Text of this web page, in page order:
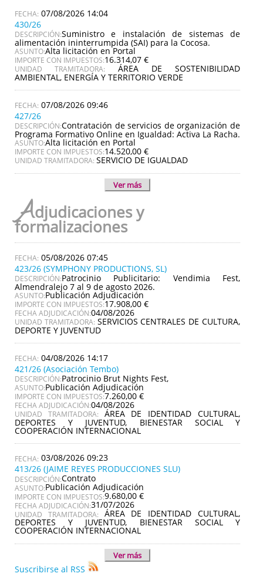
07/08/2026 14:04
430/26
DESCRIPCIÓN:Suministro e instalación de sistemas de
alimentación ininterrumpida (SAI) para la Cocosa.
ASUNTO:Alta licitación en Portal
IMPORTE CON IMPUESTOS:16.314,07 €
UNIDAD TRAMITADORA: ÁREA DE SOSTENIBILIDAD
AMBIENTAL, ENERGÍA Y TERRITORIO VERDE
07/08/2026 09:46
427/26
DESCRIPCIÓN:Contratación de servicios de organización de
Programa Formativo Online en Igualdad: Activa La Racha.
ASUNTO:Alta licitación en Portal
IMPORTE CON IMPUESTOS:14.520,00 €
UNIDAD TRAMITADORA: SERVICIO DE IGUALDAD
Ver más
Adjudicaciones y
formalizaciones
05/08/2026 07:45
423/26 (SYMPHONY PRODUCTIONS, SL)
DESCRIPCIÓN:Patrocinio Publicitario: Vendimia Fest,
Almendralejo 7 al 9 de agosto 2026.
ASUNTO:Publicación Adjudicación
IMPORTE CON IMPUESTOS:17.908,00 €
FECHA ADJUDICACIÓN:04/08/2026
UNIDAD TRAMITADORA: SERVICIOS CENTRALES DE CULTURA,
DEPORTE Y JUVENTUD
04/08/2026 14:17
421/26 (Asociación Tembo)
DESCRIPCIÓN:Patrocinio Brut Nights Fest,
ASUNTO:Publicación Adjudicación
IMPORTE CON IMPUESTOS:7.260,00 €
FECHA ADJUDICACIÓN:04/08/2026
UNIDAD TRAMITADORA: ÁREA DE IDENTIDAD CULTURAL,
DEPORTES Y JUVENTUD, BIENESTAR SOCIAL Y
COOPERACIÓN INTERNACIONAL
03/08/2026 09:23
413/26 (JAIME REYES PRODUCCIONES SLU)
DESCRIPCIÓN:Contrato
ASUNTO:Publicación Adjudicación
IMPORTE CON IMPUESTOS:9.680,00 €
FECHA ADJUDICACIÓN:31/07/2026
UNIDAD TRAMITADORA: ÁREA DE IDENTIDAD CULTURAL,
DEPORTES Y JUVENTUD, BIENESTAR SOCIAL Y
COOPERACIÓN INTERNACIONAL
Ver más
Suscribirse al RSS